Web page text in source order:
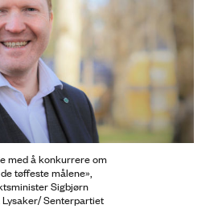
med å konkurrere om
tøffeste målene»,
Sigbjørn
Lysaker/ Senterpartiet